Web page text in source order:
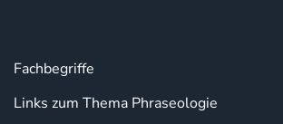
Fachbegriffe
Links zum Thema Phraseologie